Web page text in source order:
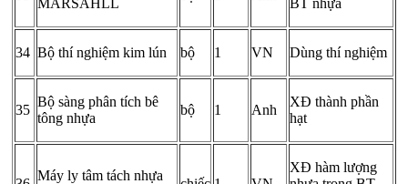
34 Bộ thí nghiệm kim lún bộ 1 VN Dùng thí nghiệm
35
Bộ sàng phân tích bê
tông nhựa
bộ 1 Anh
XĐ thành phần
hạt
Máy ly tâm tách nhựa
XĐ hàm lượng